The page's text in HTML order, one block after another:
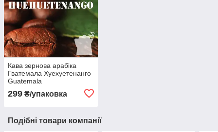
Кава зернова арабіка
Гватемала Хуехуетенанго
Guatemala
свіжообсмажена, в зернах,
середнього обсмаження
299 ₴/упаковка
Подібні товари компанії